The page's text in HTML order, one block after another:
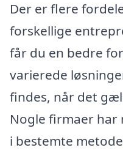
Der er flere
forskellige
får du en bedre
varierede
findes, når det
Nogle firmaer har
i bestemte